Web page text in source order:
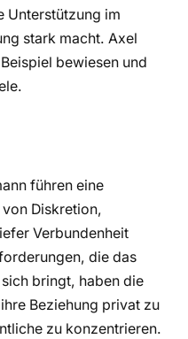
Unterstützung im
stark macht. Axel
bewiesen und
führen eine
Diskretion,
Verbundenheit
die das
bringt, haben die
Beziehung privat zu
zu konzentrieren.